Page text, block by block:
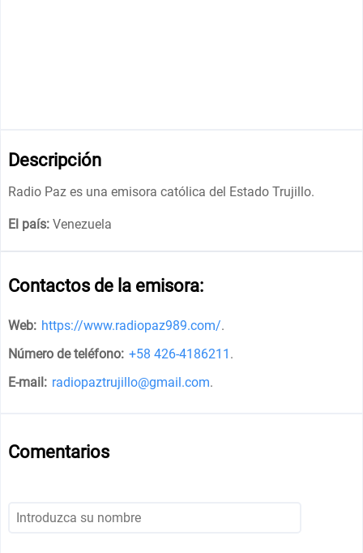
Descripción
Radio Paz es una emisora ​​católica del Estado Trujillo.
El país: Venezuela
Contactos de la emisora:
Web: https://www.radiopaz989.com/.
Número de teléfono: +58 426-4186211 .
E-mail: radiopaztrujillo@gmail.com.
Comentarios